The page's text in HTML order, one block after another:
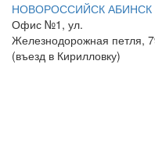
НОВОРОССИЙСК АБИНСК
Офис №1, ул.
Железнодорожная петля,
(въезд в Кирилловку)